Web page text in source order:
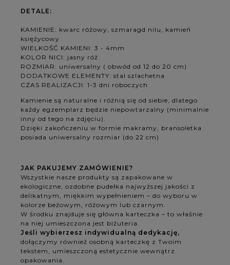
DETALE:
KAMIENIE: kwarc różowy, szmaragd nilu, kamień
księżycowy
WIELKOŚĆ KAMIENI: 3 - 4mm
KOLOR NICI: jasny róż
ROZMIAR: uniwersalny ( obwód od 12 do 20 cm)
DODATKOWE ELEMENTY: stal szlachetna
CZAS REALIZACJI: 1-3 dni roboczych
Kamienie są naturalne i różnią się od siebie, dlatego
każdy egzemplarz będzie niepowtarzalny (minimalnie
inny od tego na zdjęciu).
Dzięki zakończeniu w formie makramy, bransoletka
posiada uniwersalny rozmiar (do 22 cm)
JAK PAKUJEMY ZAMÓWIENIE?
Wszystkie nasze produkty są zapakowane w
ekologiczne, ozdobne pudełka najwyższej jakości z
delikatnym, miękkim wypełnieniem – do wyboru w
kolorze beżowym, różowym lub czarnym.
W środku znajduje się główna karteczka – to właśnie
na niej umieszczona jest biżuteria.
Jeśli wybierzesz indywidualną dedykację,
dołączymy również osobną karteczkę z Twoim
tekstem, umieszczoną estetycznie wewnątrz
opakowania.